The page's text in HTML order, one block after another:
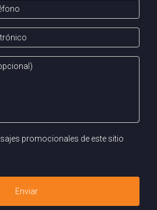
promocionales de este sitio
Enviar